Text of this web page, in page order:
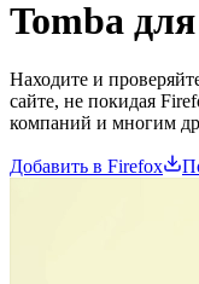
Tomba для
Находите и
сайте, не покидая
компаний и многим
Добавить в Firefox